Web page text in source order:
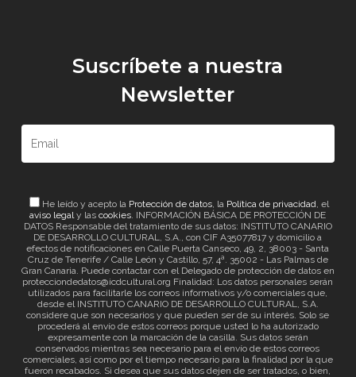
Suscríbete a nuestra
Newsletter
He leído y acepto la Protección de datos, la Política de privacidad, el
aviso legaly lascookies. INFORMACIÓN BÁSICA DE PROTECCIÓN DE
DATOS Responsable del tratamiento de sus datos: INSTITUTO CANARIO
DE DESARROLLO CULTURAL, S.A., con CIF A35077817 y domicilio a
efectos de notificaciones en Calle Puerta Canseco, 49, 2, 38003 - Santa
Cruz de Tenerife / Calle León y Castillo, 57, 4ª. 35002 - Las Palmas de
Gran Canaria. Puede contactar con el Delegado de protección de datos en
protecciondedatos@icdcultural.org Finalidad: Los datos personales serán
utilizados para facilitarle los correos informativos y/o comerciales que,
desde el INSTITUTO CANARIO DE DESARROLLO CULTURAL, S.A.
considere que son necesarios y que pueden ser de su interés. Solo se
procederá al envío de estos correos porque usted lo ha autorizado
expresamente con la marcación de la casilla. Sus datos serán
conservados mientras sea necesario para el envío de estos correos
comerciales, así como por el tiempo necesario para la finalidad por la que
fueron recabados. Si desea que sus datos dejen de ser tratados, o bien,